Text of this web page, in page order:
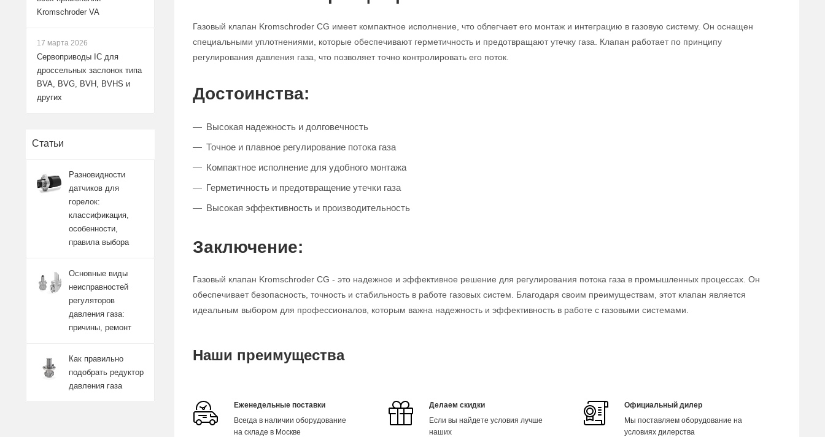
Газовый клапан Kromschroder CG имеет компактное исполнение, что облегчает его монтаж и интеграцию в газовую систему. Он оснащен
специальными уплотнениями, которые обеспечивают герметичность и предотвращают утечку газа. Клапан работает по принципу
регулирования давления газа, что позволяет точно контролировать его поток.
Достоинства:
Высокая надежность и долговечность
Точное и плавное регулирование потока газа
Компактное исполнение для удобного монтажа
Герметичность и предотвращение утечки газа
Высокая эффективность и производительность
Заключение:
Газовый клапан Kromschroder CG - это надежное и эффективное решение для регулирования потока газа в промышленных процессах. Он
обеспечивает безопасность, точность и стабильность в работе газовых систем. Благодаря своим преимуществам, этот клапан является
идеальным выбором для профессионалов, которым важна надежность и эффективность в работе с газовыми системами.
Наши преимущества
Еженедельные поставки
Всегда в наличии оборудование
на складе в Москве
Делаем скидки
Если вы найдете условия лучше
наших
Официальный дилер
Мы поставляем оборудование на
условиях дилерства
Kromschroder VA
17 марта 2026
Сервоприводы IC для
дроссельных заслонок типа
BVA, BVG, BVH, BVHS и
других
Статьи
Разновидности
датчиков для
горелок:
классификация,
особенности,
правила выбора
Основные виды
неисправностей
регуляторов
давления газа:
причины, ремонт
Как правильно
подобрать редуктор
давления газа